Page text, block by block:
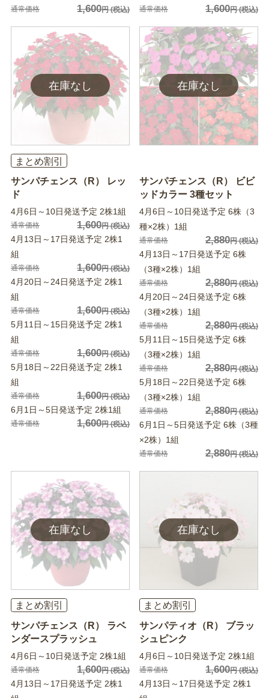
通常価格 1,600円(税込) 通常価格 1,600円(税込)
まとめ割引
サンパチェンス（R） レッ
ド
4月6日～10日発送予定 2株1組
通常価格 1,600円(税込)
4月13日～17日発送予定 2株1
組
通常価格 1,600円(税込)
4月20日～24日発送予定 2株1
組
通常価格 1,600円(税込)
5月11日～15日発送予定 2株1
組
通常価格 1,600円(税込)
5月18日～22日発送予定 2株1
組
通常価格 1,600円(税込)
6月1日～5日発送予定 2株1組
通常価格 1,600円(税込)
サンパチェンス（R） ビビ
ッドカラー 3種セット
4月6日～10日発送予定 6株（3
種×2株）1組
通常価格 2,880円(税込)
4月13日～17日発送予定 6株
（3種×2株）1組
通常価格 2,880円(税込)
4月20日～24日発送予定 6株
（3種×2株）1組
通常価格 2,880円(税込)
5月11日～15日発送予定 6株
（3種×2株）1組
通常価格 2,880円(税込)
5月18日～22日発送予定 6株
（3種×2株）1組
通常価格 2,880円(税込)
6月1日～5日発送予定 6株（3種
×2株）1組
通常価格 2,880円(税込)
まとめ割引
サンパチェンス（R） ラベ
ンダースプラッシュ
4月6日～10日発送予定 2株1組
通常価格 1,600円(税込)
4月13日～17日発送予定 2株1
まとめ割引
サンパティオ（R） ブラッ
シュピンク
4月6日～10日発送予定 2株1組
通常価格 1,600円(税込)
4月13日～17日発送予定 2株1